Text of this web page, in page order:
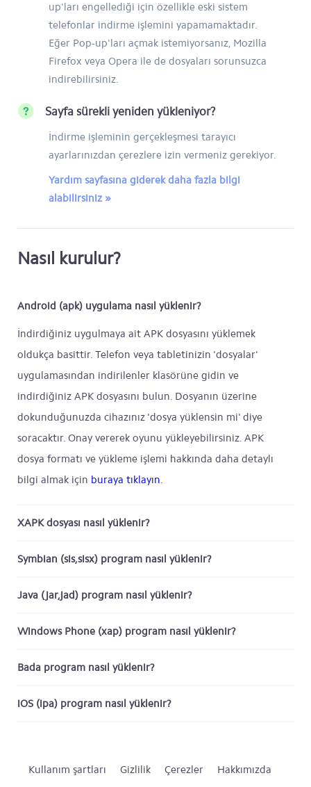
up'ları engellediği için özellikle eski sistem
telefonlar indirme işlemini yapamamaktadır.
Eğer Pop-up'ları açmak istemiyorsanız, Mozilla
Firefox veya Opera ile de dosyaları sorunsuzca
indirebilirsiniz.
Sayfa sürekli yeniden yükleniyor?
İndirme işleminin gerçekleşmesi tarayıcı
ayarlarınızdan çerezlere izin vermeniz gerekiyor.
Yardım sayfasına giderek daha fazla bilgi
alabilirsiniz »
Nasıl kurulur?
Android (apk) uygulama nasıl yüklenir?
İndirdiğiniz uygulmaya ait APK dosyasını yüklemek
oldukça basittir. Telefon veya tabletinizin 'dosyalar'
uygulamasından indirilenler klasörüne gidin ve
indirdiğiniz APK dosyasını bulun. Dosyanın üzerine
dokunduğunuzda cihazınız 'dosya yüklensin mi' diye
soracaktır. Onay vererek oyunu yükleyebilirsiniz. APK
dosya formatı ve yükleme işlemi hakkında daha detaylı
bilgi almak için buraya tıklayın.
XAPK dosyası nasıl yüklenir?
Symbian (sis,sisx) program nasıl yüklenir?
Java (jar,jad) program nasıl yüklenir?
Windows Phone (xap) program nasıl yüklenir?
Bada program nasıl yüklenir?
iOS (ipa) program nasıl yüklenir?
Kullanım şartları Gizlilik Çerezler Hakkımızda